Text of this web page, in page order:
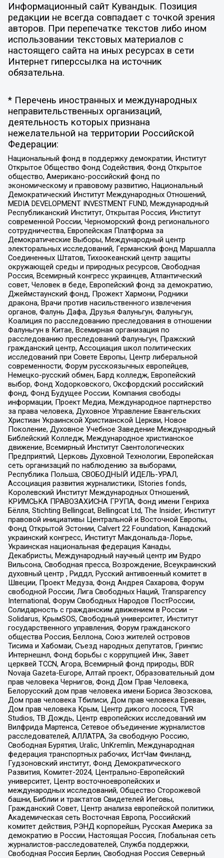
Информационный сайт Кувандык. Позиция
редакции не всегда совпадает с точкой зрения
авторов. При перепечатке текстов либо ином
использовании текстовых материалов с
настоящего сайта на иных ресурсах в сети
Интернет гиперссылка на источник
обязательна.
* Перечень иностранных и международных
неправительственных организаций,
деятельность которых признана
нежелательной на территории Российской
Федерации:
Национальный фонд в поддержку демократии, Институт
Открытое Общество Фонд Содействия, Фонд Открытое
общество, Американо-российский фонд по
экономическому и правовому развитию, Национальный
Демократический Институт Международных Отношений,
MEDIA DEVELOPMENT INVESTMENT FUND, Международный
Республиканский Институт, Открытая Россия, Институт
современной России, Черноморский фонд регионального
сотрудничества, Европейская Платформа за
Демократические Выборы, Международный центр
электоральных исследований, Германский фонд Маршалла
Соединенных Штатов, Тихоокеанский центр защиты
окружающей среды и природных ресурсов, Свободная
Россия, Всемирный конгресс украинцев, Атлантический
совет, Человек в беде, Европейский фонд за демократию,
Джеймстаунский фонд, Прожект Хармони, Родники
дракона, Врачи против насильственного извлечения
органов, Фалунь Дафа, Друзья Фалуньгун, Фалуньгун,
Коалиция по расследованию преследования в отношении
Фалуньгун в Китае, Всемирная организация по
расследованию преследований Фалуньгун, Пражский
гражданский центр, Ассоциация школ политических
исследований при Совете Европы, Центр либеральной
современности, Форум русскоязычных европейцев,
Немецко-русский обмен, Бард колледж, Европейский
выбор, Фонд Ходорковского, Оксфордский российский
фонд, Фонд Будущее России, Компания свободы
информации, Проект Медиа, Международное партнерство
за права человека, Духовное Управление Евангельских
Христиан Украинской Христианской Церкви, Новое
Поколение, Духовное Учебное Заведение Международный
Библейский Колледж, Международное христианское
движение, Всемирный Институт Саентологических
Предприятий, Церковь Духовной Технологии, Европейская
сеть организаций по наблюдению за выборами,
Республика Польша, СВОБОДНЫЙ ИДЕЛЬ-УРАЛ,
Ассоциация развития журналистики, IStories fonds,
Королевский Институт Международных Отношений,
КРИМСЬКА ПРАВОЗАХИСНА ГРУПА, Фонд имени Генриха
Бёлля, Stichting Bellingcat, Bellingcat Ltd, The Insider, Институт
правовой инициативы Центральной и Восточной Европы,
Фонд Открытой Эстонии, Calvert 22 Foundation, Канадский
украинский конгресс, Институт Макдональда-Лорье,
Украинская национальная федерация Канады,
Декабристы, Международный научный центр им Вудро
Вильсона, Свободная пресса, Возрождение, Всеукраинский
духовный центр , Риддл, Русский антивоенный комитет в
Швеции, Проект Медуза, Фонд Андрея Сахарова, Форум
свободной России, Лига Свободных Наций, Transparеncy
International, Форум Свободных Народов ПостРоссии,
Солидарность с гражданским движением в России –
Solidarus, КрымSOS, Свободный университет, Институт
государственного управления, Форум гражданского
общества Россия, Беллона, Союз жителей островов
Тисима и Хабомаи, Съезд народных депутатов, Гринпис
Интернешнл, Фонд борьбы с коррупцией Инк, Завет
церквей TCCN, Агора, Всемирный фонд природы, BDR
Novaja Gazeta-Europe, Алтай проект, Образовательный дом
прав человека Чернигов, Фонд Дом Прав Человека,
Белорусский дом прав человека имени Бориса Звозскова,
Дом прав человека Тбилиси, Дом прав человека Ереван,
Дом прав человека Крым, Центр дикого лосося, TVR
Studios, ТВ Дождь, Центр европейских исследований им
Вилфрида Мартенса, Сетевое объединение журналистов
расследователей, АЛЛАТРА, За свободную Россию,
Свободная Бурятия, Uralic, UnKremlin, Международная
федерация транспортных рабочих, ИстЧам Финланд,
Гудзоновский институт, Фонд Демократического
Развития, Комитет-2024, Центрально-Европейский
университет, Центр восточноевропейских и
международных исследований, Общество Сторожевой
башни, Библии и трактатов Свидетелей Иеговы,
Гражданский Совет, Центр анализа европейской политики,
Академическая сеть Восточная Европа, Российский
комитет действия, РЭНД корпорейшн, Русская Америка за
демократию в России, Настоящая Россия, Глобальная сеть
журналистов-расследователей, Служба поддержки,
Свободная Россия Берлин, Свободная Россия Северный